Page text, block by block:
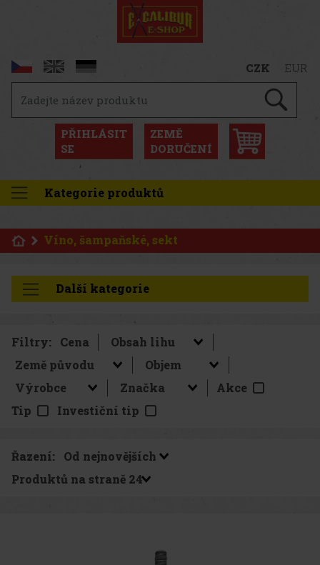
CZK EUR
PŘIHLÁSIT
SE
ZEMĚ
DORUČENÍ
Kategorie produktů
Víno, šampaňské, sekt
Další kategorie
Filtry: Cena
Akce
Tip
Investiční tip
Řazení:
Produktů na straně